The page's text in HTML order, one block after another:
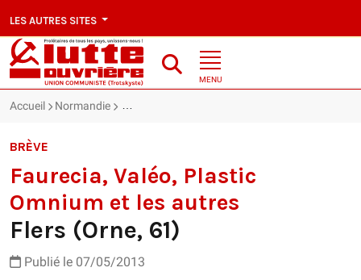
LES AUTRES SITES
MENU
Accueil Normandie Faurecia, Valéo, Plastic Omnium et les autres :
BRÈVE
Faurecia, Valéo, Plastic
Omnium et les autres
Flers (Orne, 61)
Publié le 07/05/2013